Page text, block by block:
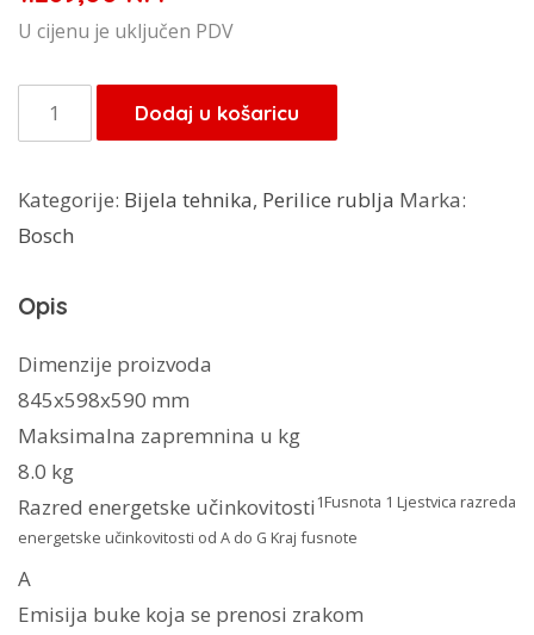
U cijenu je uključen PDV
Bosch
perilica
WAN28164BY
8kg
o/min
količina
Dodaj u košaricu
Kategorije: Bijela tehnika, Perilice rublja Marka:
Bosch
Opis
Dimenzije proizvoda
845x598x590 mm
Maksimalna zapremnina u kg
8.0 kg
Razred energetske učinkovitosti 1Fusnota 1 Ljestvica razreda
energetske učinkovitosti od A do G Kraj fusnote
A
Emisija buke koja se prenosi zrakom